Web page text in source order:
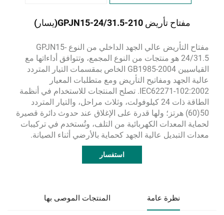
مفتاح تأريض GPJN15-24/31.5-210(يسار)
مفتاح التأريض عالي الجهد الداخلي من النوع GPJN15-
24/31.5 هو منتجات من النوع المجمع، وتتوافق أداءاتها مع
القياسيين GB1985-2004 الخاص بمقسمات التيار المتردد
عالية الجهد ومفاتيح التأريض ومع متطلبات المعيار
IEC62271-102:2002. تصلح المنتجات للاستخدام في أنظمة
الطاقة ذات 24 كيلوفولت، وثلاث مراحل، والتيار المتردد
50(60) هرتز؛ ولها قدرة على الإغلاق عند حدوث دائرة قصيرة
لحماية المعدات الكهربائية من التلف، وتُستخدم في تركيبات
معدات التبديل عالية الجهد كحماية بالأرضي أثناء الصيانة.
استفسار
نظرة عامة المنتجات الموصى بها